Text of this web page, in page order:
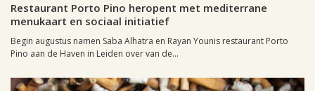
Restaurant Porto Pino heropent met mediterrane
menukaart en sociaal initiatief
Begin augustus namen Saba Alhatra en Rayan Younis restaurant Porto
Pino aan de Haven in Leiden over van de...